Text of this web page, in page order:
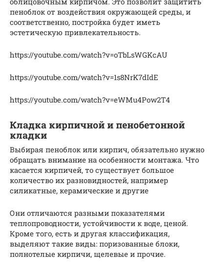
пеноблок от воздействия окружающей среды, и
соответственно, постройка будет иметь
эстетическую привлекательность.
https://youtube.com/watch?v=oTbLsWGKcAU
https://youtube.com/watch?v=1s8NrK7dIdE
https://youtube.com/watch?v=eWMu4Pow2T4
Кладка кирпичной и пенобетонной
кладки
Выбирая пеноблок или кирпич, обязательно нужно
обращать внимание на особенности монтажа. Что
касается кирпичей, то существует большое
количество их разновидностей, например
силикатные, керамические и другие
Они отличаются разными показателями
теплопроводности, устойчивости к воде, ценой.
Кроме того, есть и другая классификация,
выделяют такие виды: поризованные блоки,
полнотелые кирпичи, щелевые и прочие.